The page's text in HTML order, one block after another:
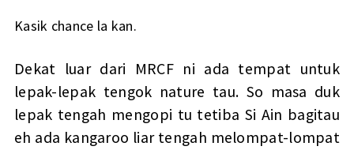
Kasik chance la kan.
Dekat luar dari MRCF ni ada tempat untuk
lepak-lepak tengok nature tau. So masa duk
lepak tengah mengopi tu tetiba Si Ain bagitau
eh ada kangaroo liar tengah melompat-lompat